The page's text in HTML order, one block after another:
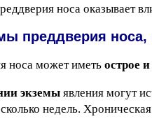
носа оказывает
преддверия носа,
носа может иметь острое
экземы явления могут
недель.